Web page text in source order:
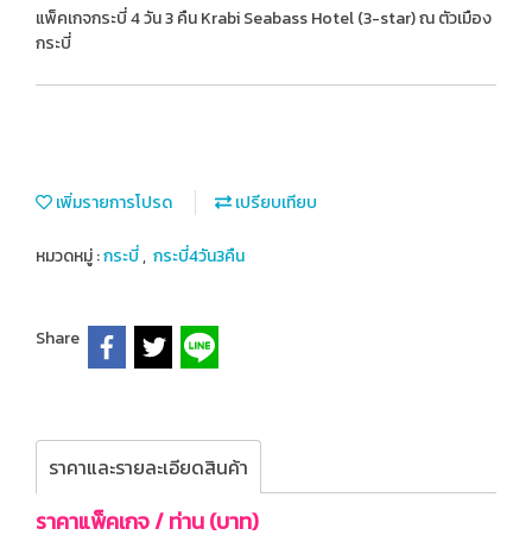
แพ็คเกจกระบี่ 4 วัน 3 คืน Krabi Seabass Hotel (3-star) ณ ตัวเมือง
กระบี่
เพิ่มรายการโปรด เปรียบเทียบ
หมวดหมู่ :กระบี่, กระบี่4วัน3คืน
Share
ราคาและรายละเอียดสินค้า
ราคาแพ็คเกจ / ท่าน (บาท)